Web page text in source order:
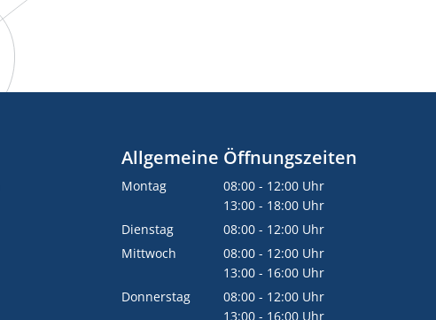
Allgemeine Öffnungszeiten
Montag 08:00 - 12:00 Uhr
Von 08:00 bis 12:00 Uhr
13:00 - 18:00 Uhr
Von 13:00 bis 18:00 Uhr
Dienstag 08:00 - 12:00 Uhr
Von 08:00 bis 12:00 Uhr
Mittwoch 08:00 - 12:00 Uhr
Von 08:00 bis 12:00 Uhr
13:00 - 16:00 Uhr
Von 13:00 bis 16:00 Uhr
Donnerstag 08:00 - 12:00 Uhr
Von 08:00 bis 12:00 Uhr
13:00 - 16:00 Uhr